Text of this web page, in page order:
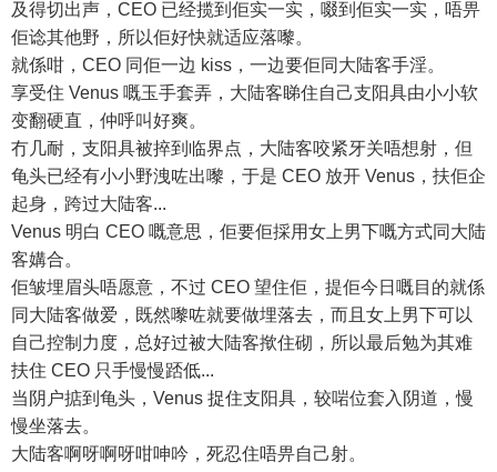
及得切出声，CEO 已经揽到佢实一实，啜到佢实一实，唔畀
佢谂其他野，所以佢好快就适应落嚟。
就係咁，CEO 同佢一边 kiss，一边要佢同大陆客手淫。
享受住 Venus 嘅玉手套弄，大陆客睇住自己支阳具由小小软
变翻硬直，仲呼叫好爽。
冇几耐，支阳具被捽到临界点，大陆客咬紧牙关唔想射，但
龟头已经有小小野洩咗出嚟，于是 CEO 放开 Venus，扶佢企
起身，跨过大陆客...
Venus 明白 CEO 嘅意思，佢要佢採用女上男下嘅方式同大陆
客媾合。
佢皱埋眉头唔愿意，不过 CEO 望住佢，提佢今日嘅目的就係
同大陆客做爱，既然嚟咗就要做埋落去，而且女上男下可以
自己控制力度，总好过被大陆客揿住砌，所以最后勉为其难
扶住 CEO 只手慢慢踎低...
当阴户掂到龟头，Venus 捉住支阳具，较啱位套入阴道，慢
慢坐落去。
大陆客啊呀啊呀咁呻吟，死忍住唔畀自己射。